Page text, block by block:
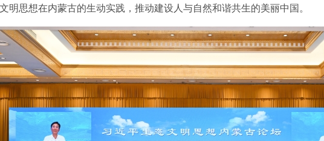
明思想在内蒙古的生动实践，推动建设人与自然和谐共生的美丽中国。